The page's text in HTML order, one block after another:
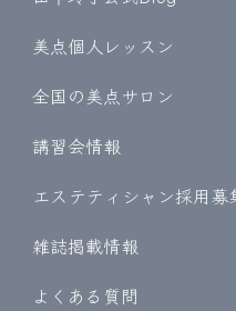
美点個人レッスン
全国の美点サロン
講習会情報
エステティシャン採用募
雑誌掲載情報
よくある質問